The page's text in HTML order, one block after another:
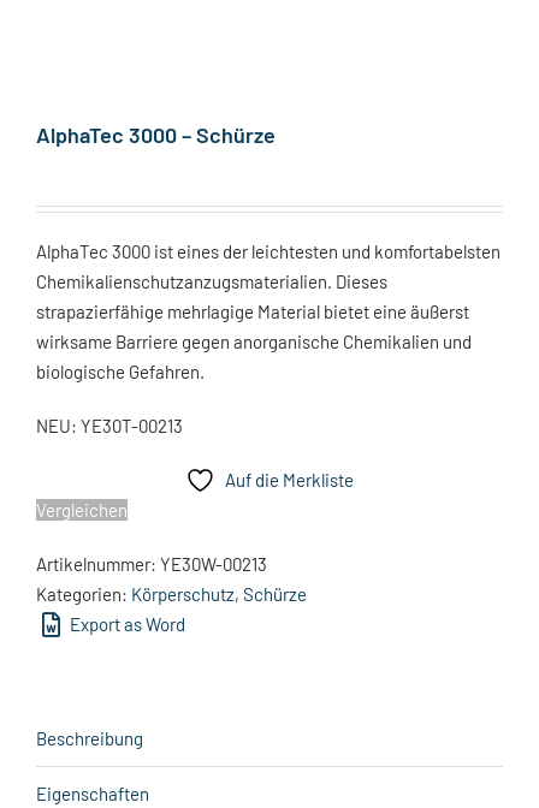
AlphaTec 3000 – Schürze
AlphaTec 3000 ist eines der leichtesten und komfortabelsten
Chemikalienschutzanzugsmaterialien. Dieses
strapazierfähige mehrlagige Material bietet eine äußerst
wirksame Barriere gegen anorganische Chemikalien und
biologische Gefahren.
NEU: YE30T-00213
Auf die Merkliste
Vergleichen
Artikelnummer: YE30W-00213
Kategorien: Körperschutz, Schürze
Export as Word
Beschreibung
Eigenschaften